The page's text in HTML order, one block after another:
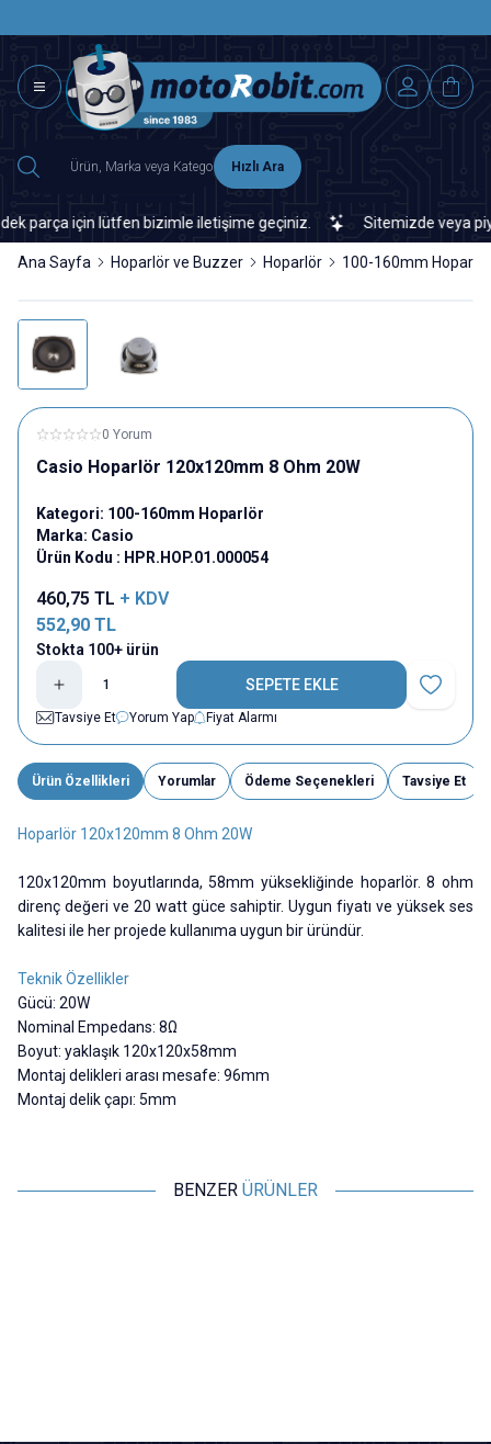
Hızlı Ara
için lütfen bizimle iletişime geçiniz. Sitemizde veya
Ana Sayfa Hoparlör ve Buzzer Hoparlör 100-160mm Hoparlör
0 Yorum
Casio Hoparlör 120x120mm 8 Ohm 20W
Kategori: 100-160mm Hoparlör
Marka: Casio
Ürün Kodu : HPR.HOP.01.000054
460,75 TL + KDV
552,90 TL
Stokta 100+ ürün
SEPETE EKLE
Favoriye
Tavsiye Et
Yorum Yap Fiyat Alarmı
Ürün Özellikleri Yorumlar Ödeme Seçenekleri Tavsiye Et
Hoparlör 120x120mm 8 Ohm 20W
120x120mm boyutlarında, 58mm yüksekliğinde hoparlör. 8 ohm
direnç değeri ve 20 watt güce sahiptir. Uygun fiyatı ve yüksek ses
kalitesi ile her projede kullanıma uygun bir üründür.
Teknik Özellikler
Gücü: 20W
Nominal Empedans: 8Ω
Boyut: yaklaşık 120x120x58mm
Montaj delikleri arası mesafe: 96mm
Montaj delik çapı: 5mm
BENZER ÜRÜNLER